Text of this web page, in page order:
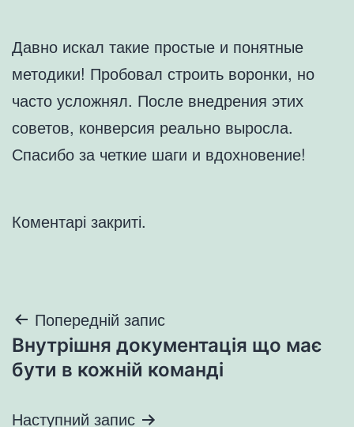
Давно искал такие простые и понятные
методики! Пробовал строить воронки, но
часто усложнял. После внедрения этих
советов, конверсия реально выросла.
Спасибо за четкие шаги и вдохновение!
Коментарі закриті.
Навігація
записів
Попередній запис
Внутрішня документація що має
бути в кожній команді
Наступний запис